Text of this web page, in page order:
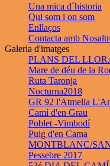
Una mica d´historia
Qui som i on som
Enllaços
Contacta amb
Galeria d'imatges
PLANS DEL
Mare de déu de la
Ruta Taronja
Nocturna2018
GR 92 l'Atmella
Camí d'en Grau
Poblet -Vimbodí
Puig d'en Cama
MONTBLANC/
Pessebre 2017